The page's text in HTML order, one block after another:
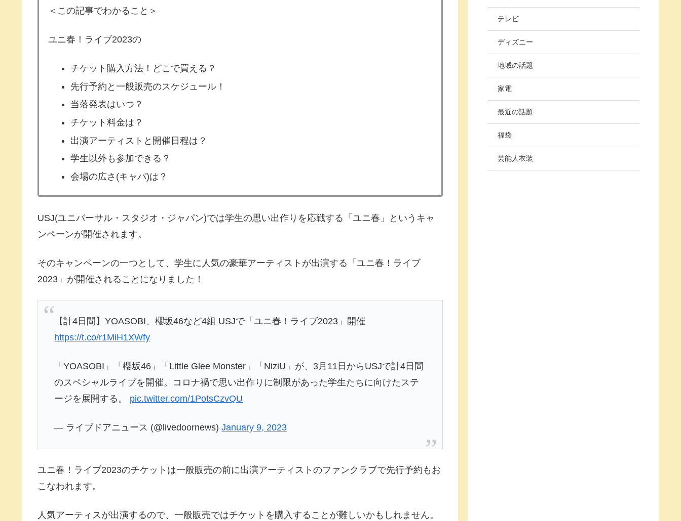
＜この記事でわかること＞
ユニ春！ライブ2023の
チケット購入方法！どこで買える？
先行予約と一般販売のスケジュール！
当落発表はいつ？
チケット料金は？
出演アーティストと開催日程は？
学生以外も参加できる？
会場の広さ(キャパ)は？
USJ(ユニバーサル・スタジオ・ジャパン)では学生の思い出作りを応戦する「ユニ春」というキャ
ンペーンが開催されます。
そのキャンペーンの一つとして、学生に人気の豪華アーティストが出演する「ユニ春！ライブ
2023」が開催されることになりました！
【計4日間】YOASOBI、櫻坂46など4組 USJで「ユニ春！ライブ2023」開催
https://t.co/r1MiH1XWfy
「YOASOBI」「櫻坂46」「Little Glee Monster」「NiziU」が、3月11日からUSJで計4日間
のスペシャルライブを開催。コロナ禍で思い出作りに制限があった学生たちに向けたステ
ージを展開する。 pic.twitter.com/1PotsCzvQU
— ライブドアニュース (@livedoornews)January 9, 2023
ユニ春！ライブ2023のチケットは一般販売の前に出演アーティストのファンクラブで先行予約もお
こなわれます。
人気アーティスが出演するので、一般販売ではチケットを購入することが難しいかもしれません。
テレビ
ディズニー
地域の話題
家電
最近の話題
福袋
芸能人衣装